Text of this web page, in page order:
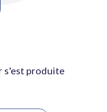
s'est produite